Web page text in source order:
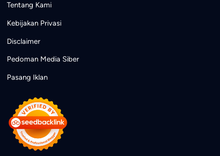
Tentang Kami
Kebijakan Privasi
Disclaimer
Pedoman Media Siber
Pasang Iklan